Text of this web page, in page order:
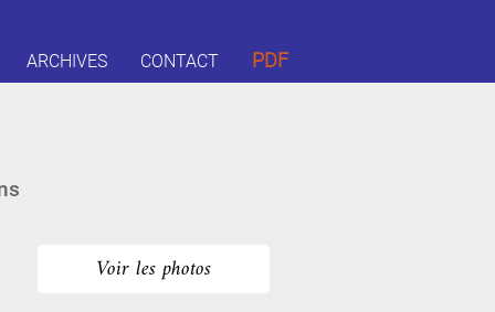
ARCHIVES CONTACT PDF
Voir les photos